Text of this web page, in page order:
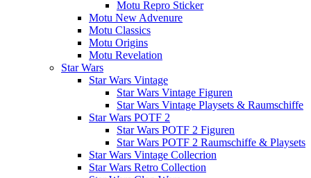
Motu Repro Sticker
Motu New Advenure
Motu Classics
Motu Origins
Motu Revelation
Star Wars
Star Wars Vintage
Star Wars Vintage Figuren
Star Wars Vintage Playsets & Raumschiffe
Star Wars POTF 2
Star Wars POTF 2 Figuren
Star Wars POTF 2 Raumschiffe & Playsets
Star Wars Vintage Collecrion
Star Wars Retro Collection